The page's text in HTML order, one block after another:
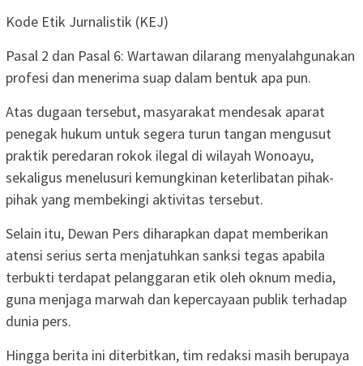
Kode Etik Jurnalistik (KEJ)
Pasal 2 dan Pasal 6: Wartawan dilarang menyalahgunakan
profesi dan menerima suap dalam bentuk apa pun.
Atas dugaan tersebut, masyarakat mendesak aparat
penegak hukum untuk segera turun tangan mengusut
praktik peredaran rokok ilegal di wilayah Wonoayu,
sekaligus menelusuri kemungkinan keterlibatan pihak-
pihak yang membekingi aktivitas tersebut.
Selain itu, Dewan Pers diharapkan dapat memberikan
atensi serius serta menjatuhkan sanksi tegas apabila
terbukti terdapat pelanggaran etik oleh oknum media,
guna menjaga marwah dan kepercayaan publik terhadap
dunia pers.
Hingga berita ini diterbitkan, tim redaksi masih berupaya